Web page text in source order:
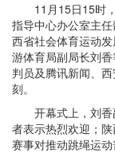
11月15日15时
指导中心办公室主
西省社会体育运动
游体育局副局长刘
判员及腾讯新闻、
刻。
开幕式上，刘
者表示热烈欢迎；
赛事对推动跳绳运